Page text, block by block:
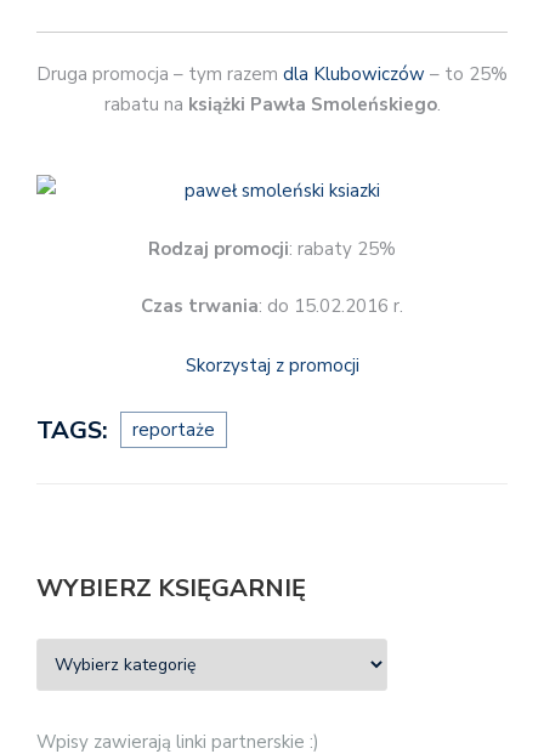
Druga promocja – tym razem dla Klubowiczów – to 25%
rabatu na książki Pawła Smoleńskiego.
Rodzaj promocji: rabaty 25%
Czas trwania: do 15.02.2016 r.
Skorzystaj z promocji
TAGS: reportaże
WYBIERZ KSIĘGARNIĘ
Wpisy zawierają linki partnerskie :)